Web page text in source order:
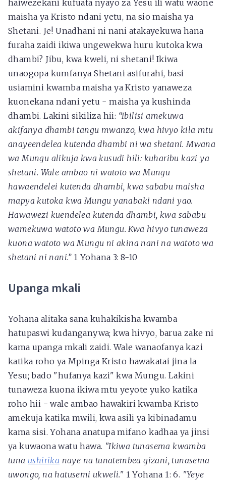
haiwezekani kufuata nyayo za Yesu ili watu waone
maisha ya Kristo ndani yetu, na sio maisha ya
Shetani. Je! Unadhani ni nani atakayekuwa hana
furaha zaidi ikiwa ungewekwa huru kutoka kwa
dhambi? Jibu, kwa kweli, ni shetani! Ikiwa
unaogopa kumfanya Shetani asifurahi, basi
usiamini kwamba maisha ya Kristo yanaweza
kuonekana ndani yetu - maisha ya kushinda
dhambi. Lakini sikiliza hii: “Ibilisi amekuwa
akifanya dhambi tangu mwanzo, kwa hivyo kila mtu
anayeendelea kutenda dhambi ni wa shetani. Mwana
wa Mungu alikuja kwa kusudi hili: kuharibu kazi ya
shetani. Wale ambao ni watoto wa Mungu
hawaendelei kutenda dhambi, kwa sababu maisha
mapya kutoka kwa Mungu yanabaki ndani yao.
Hawawezi kuendelea kutenda dhambi, kwa sababu
wamekuwa watoto wa Mungu. Kwa hivyo tunaweza
kuona watoto wa Mungu ni akina nani na watoto wa
shetani ni nani.”1 Yohana 3: 8-10
Upanga mkali
Yohana alitaka sana kuhakikisha kwamba
hatupaswi kudanganywa; kwa hivyo, barua zake ni
kama upanga mkali zaidi. Wale wanaofanya kazi
katika roho ya Mpinga Kristo hawakatai jina la
Yesu; bado "hufanya kazi" kwa Mungu. Lakini
tunaweza kuona ikiwa mtu yeyote yuko katika
roho hii - wale ambao hawakiri kwamba Kristo
amekuja katika mwili, kwa asili ya kibinadamu
kama sisi. Yohana anatupa mifano kadhaa ya jinsi
ya kuwaona watu hawa. "Ikiwa tunasema kwamba
tuna ushirika naye na tunatembea gizani, tunasema
uwongo, na hatusemi ukweli." 1 Yohana 1: 6. "Yeye